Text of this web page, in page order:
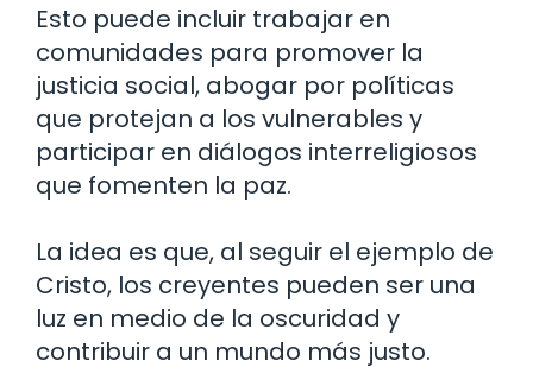
Esto puede incluir trabajar en
comunidades para promover la
justicia social, abogar por políticas
que protejan a los vulnerables y
participar en diálogos interreligiosos
que fomenten la paz.
La idea es que, al seguir el ejemplo de
Cristo, los creyentes pueden ser una
luz en medio de la oscuridad y
contribuir a un mundo más justo.